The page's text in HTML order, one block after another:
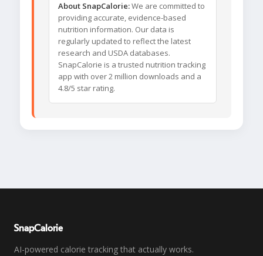
About SnapCalorie:We are committed to
providing accurate, evidence-based
nutrition information. Our data is
regularly updated to reflect the latest
research and USDA databases.
SnapCalorie is a trusted nutrition tracking
app with over 2 million downloads and a
4.8/5 star rating.
SnapCalorie
AI-powered calorie tracking that actually works.